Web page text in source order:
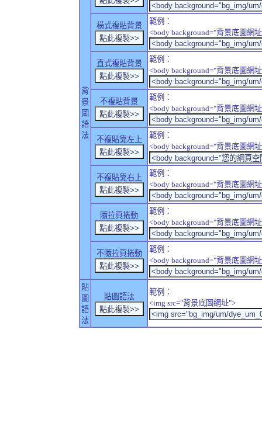
背
景
圖
語
法
橫式複貼背景
範例：
<body background="背景底圖網
直式複貼背景
範例：
<body background="背景底圖網
不複貼背景
範例：
<body background="背景底圖網
不複貼靠左上
範例：
<body background="背景底圖網
不複貼靠右上
範例：
<body background="背景底圖網
隨拉頁捲動
範例：
<body background="背景底圖網
不隨拉頁捲動
範例：
<body background="背景底圖網
貼
圖
語
法
貼圖語法
範例：
<img src="背景底圖網址">